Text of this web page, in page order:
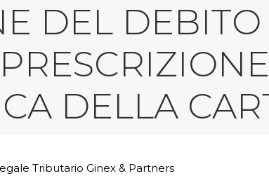
DEL DEBITO
DELLA
Tributario Ginex & Partners